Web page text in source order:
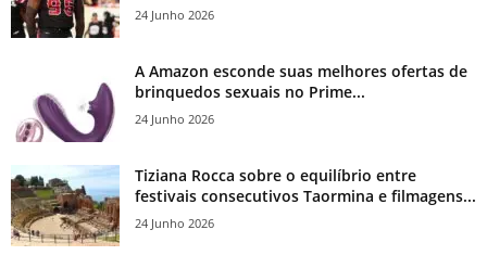
24 Junho 2026
A Amazon esconde suas melhores ofertas de
brinquedos sexuais no Prime...
24 Junho 2026
Tiziana Rocca sobre o equilíbrio entre
festivais consecutivos Taormina e filmagens...
24 Junho 2026